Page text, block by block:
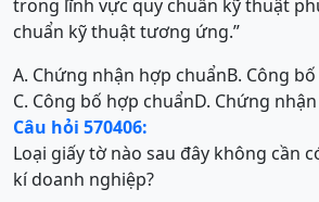
trong lĩnh vực quy chuẩn kỹ thuật
chuẩn kỹ thuật tương ứng.”
A. Chứng nhận hợp chuẩnB. Công
C. Công bố hợp chuẩnD. Chứng
Câu hỏi 570406:
Loại giấy tờ nào sau đây không cần
kí doanh nghiệp?